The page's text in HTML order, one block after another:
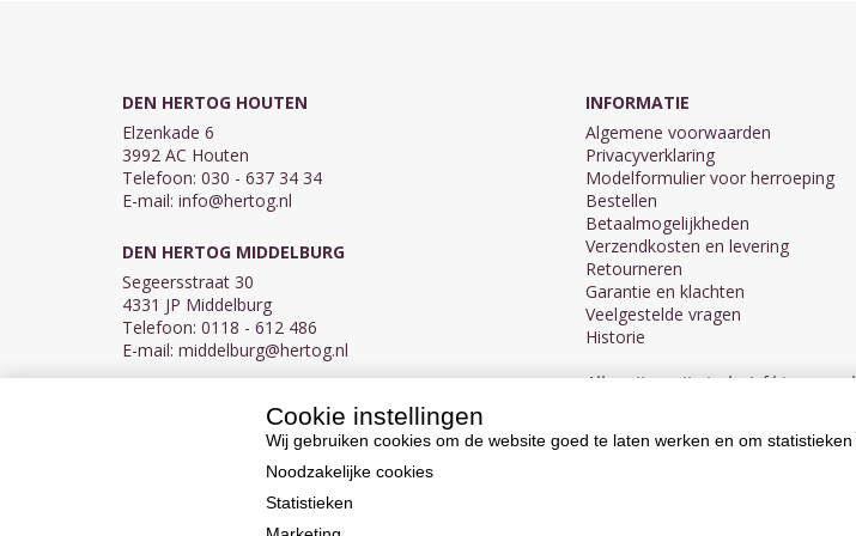
DEN HERTOG HOUTEN
Elzenkade 6
3992 AC Houten
Telefoon: 030 - 637 34 34
E-mail: info@hertog.nl
DEN HERTOG MIDDELBURG
Segeersstraat 30
4331 JP Middelburg
Telefoon: 0118 - 612 486
E-mail: middelburg@hertog.nl
BTW NL007450242B03
INFORMATIE
Algemene voorwaarden
Privacyverklaring
Modelformulier voor herroeping
Bestellen
Betaalmogelijkheden
Verzendkosten en levering
Retourneren
Garantie en klachten
Veelgestelde vragen
Historie
Alle prijzen zijn inclusief btw en
Cookie instellingen
Wij gebruiken cookies om de website goed te laten werken en om statistieken
Noodzakelijke cookies
Statistieken